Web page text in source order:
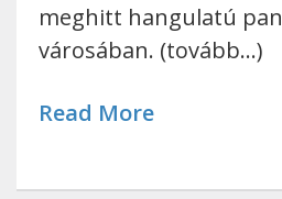
meghitt hangulatú
városában. (tovább…)
Read More